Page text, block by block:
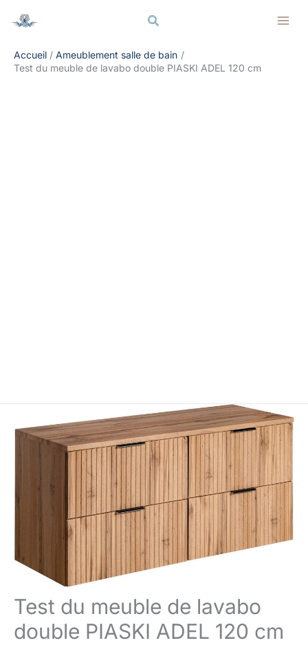
Rechercher
Accueil
Ameublement salle de bain
Test du meuble de lavabo double PIASKI ADEL 120 cm
Test du meuble de lavabo
double PIASKI ADEL 120 cm